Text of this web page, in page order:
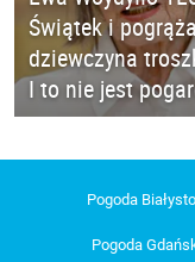
Świątek i
dziewczyna
I to nie jest
Pogoda
Pogoda